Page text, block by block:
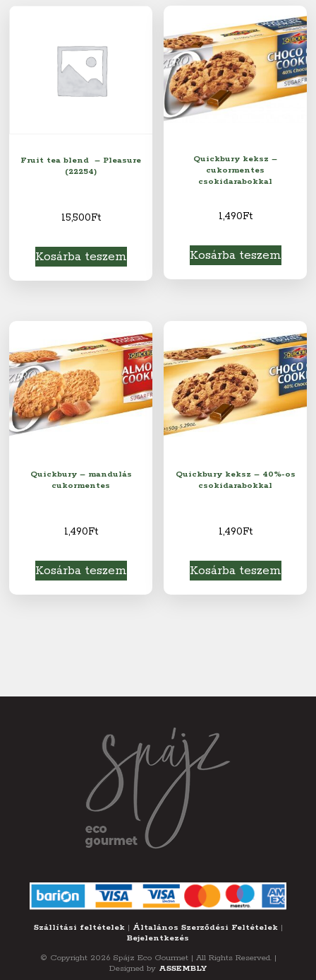
Fruit tea blend – Pleasure
(22254)
15,500Ft
Kosárba teszem
Quickbury keksz –
cukormentes
csokidarabokkal
1,490Ft
Kosárba teszem
Quickbury – mandulás
cukormentes
1,490Ft
Kosárba teszem
Quickbury keksz – 40%-os
csokidarabokkal
1,490Ft
Kosárba teszem
Szállítási feltételek| Általános Szerződési Feltételek|
Bejelentkezés
© Copyright 2026 Spájz Eco Gourmet | All Rights Reserved. |
Designed by ASSEMBLY